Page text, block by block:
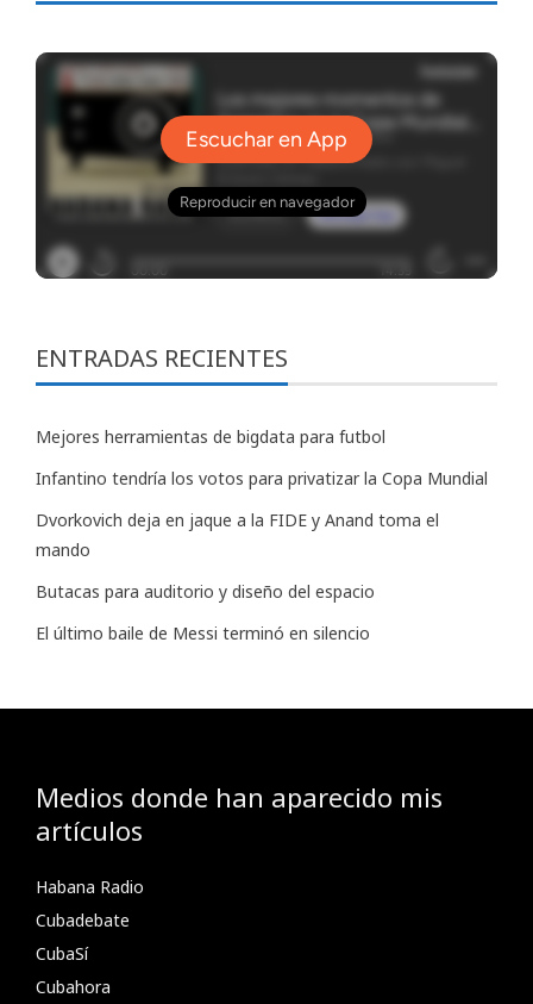
ENTRADAS RECIENTES
Mejores herramientas de bigdata para futbol
Infantino tendría los votos para privatizar la Copa Mundial
Dvorkovich deja en jaque a la FIDE y Anand toma el
mando
Butacas para auditorio y diseño del espacio
El último baile de Messi terminó en silencio
Medios donde han aparecido mis
artículos
Habana Radio
Cubadebate
CubaSí
Cubahora